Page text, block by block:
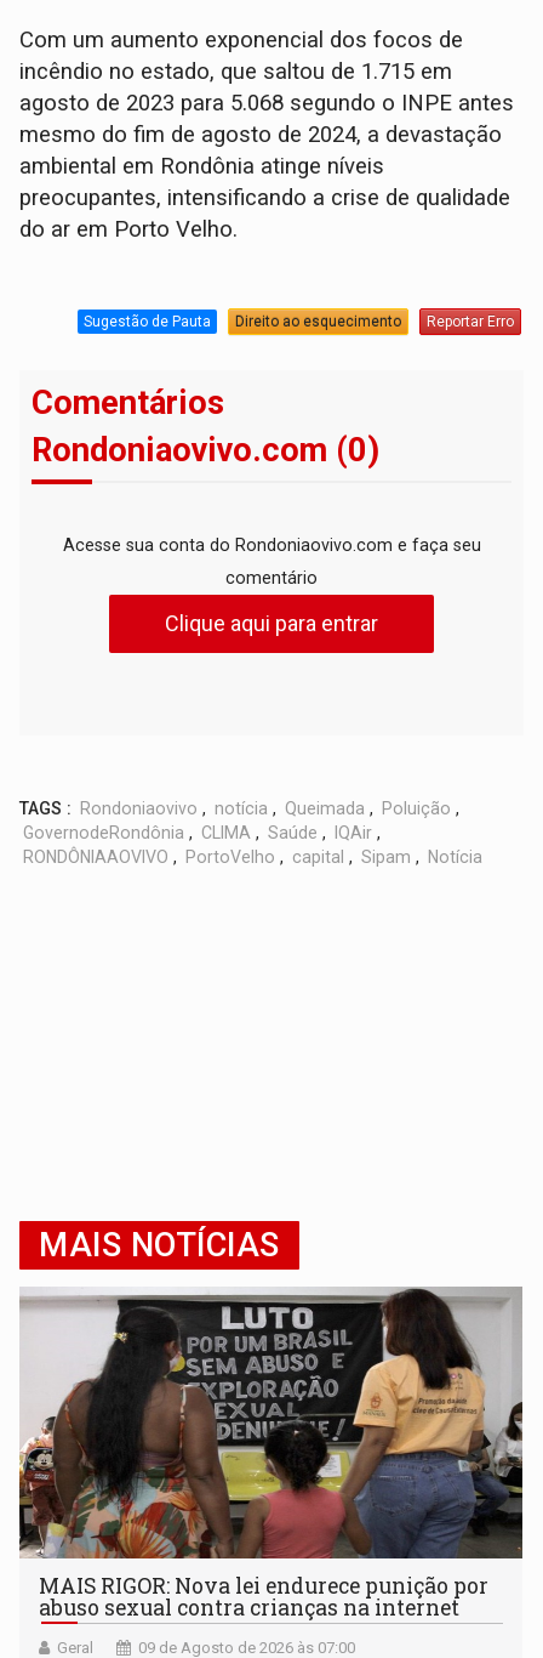
Com um aumento exponencial dos focos de
incêndio no estado, que saltou de 1.715 em
agosto de 2023 para 5.068 segundo o INPE antes
mesmo do fim de agosto de 2024, a devastação
ambiental em Rondônia atinge níveis
preocupantes, intensificando a crise de qualidade
do ar em Porto Velho.
Sugestão de Pauta Direito ao esquecimento Reportar Erro
Comentários
Rondoniaovivo.com (0)
Acesse sua conta do Rondoniaovivo.com e faça seu
comentário
Clique aqui para entrar
TAGS : Rondoniaovivo , notícia , Queimada , Poluição ,
GovernodeRondônia , CLIMA , Saúde , IQAir ,
RONDÔNIAAOVIVO , PortoVelho , capital , Sipam , Notícia
MAIS NOTÍCIAS
MAIS RIGOR: Nova lei endurece punição por
abuso sexual contra crianças na internet
Geral 09 de Agosto de 2026 às 07:00